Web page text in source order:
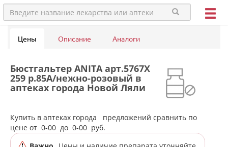
Цены Описание Аналоги
Бюстгальтер ANITA арт.5767X
259 р.85A/нежно-розовый в
аптеках города Новой Ляли
Купить в аптеках города
предложений сравнить по
цене от 0-00 до 0-00 руб.